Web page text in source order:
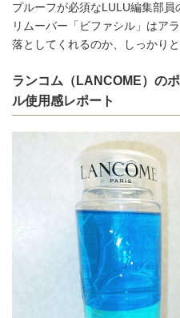
プルーフが必須なLULU編集部
リムーバー「ビファシル」はア
落としてくれるのか、しっかり
ランコム（LANCOME）の
ル使用感レポート